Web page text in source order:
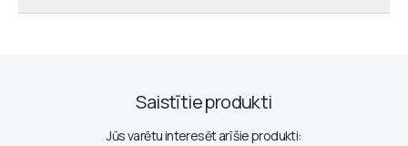
Jūs varētu interesēt arī šie produkti:
Saistītie produkti